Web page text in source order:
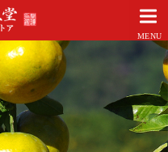
MENU